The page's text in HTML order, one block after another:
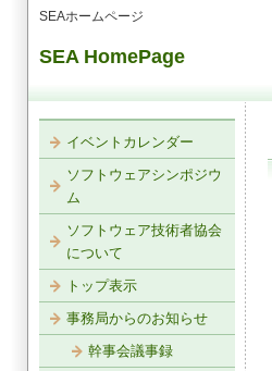
SEAホームページ
SEA HomePage
イベントカレンダー
ソフトウェアシンポジウ
ム
ソフトウェア技術者協会
について
トップ表示
事務局からのお知らせ
幹事会議事録